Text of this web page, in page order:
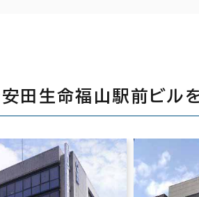
安田生命福山駅前ビル